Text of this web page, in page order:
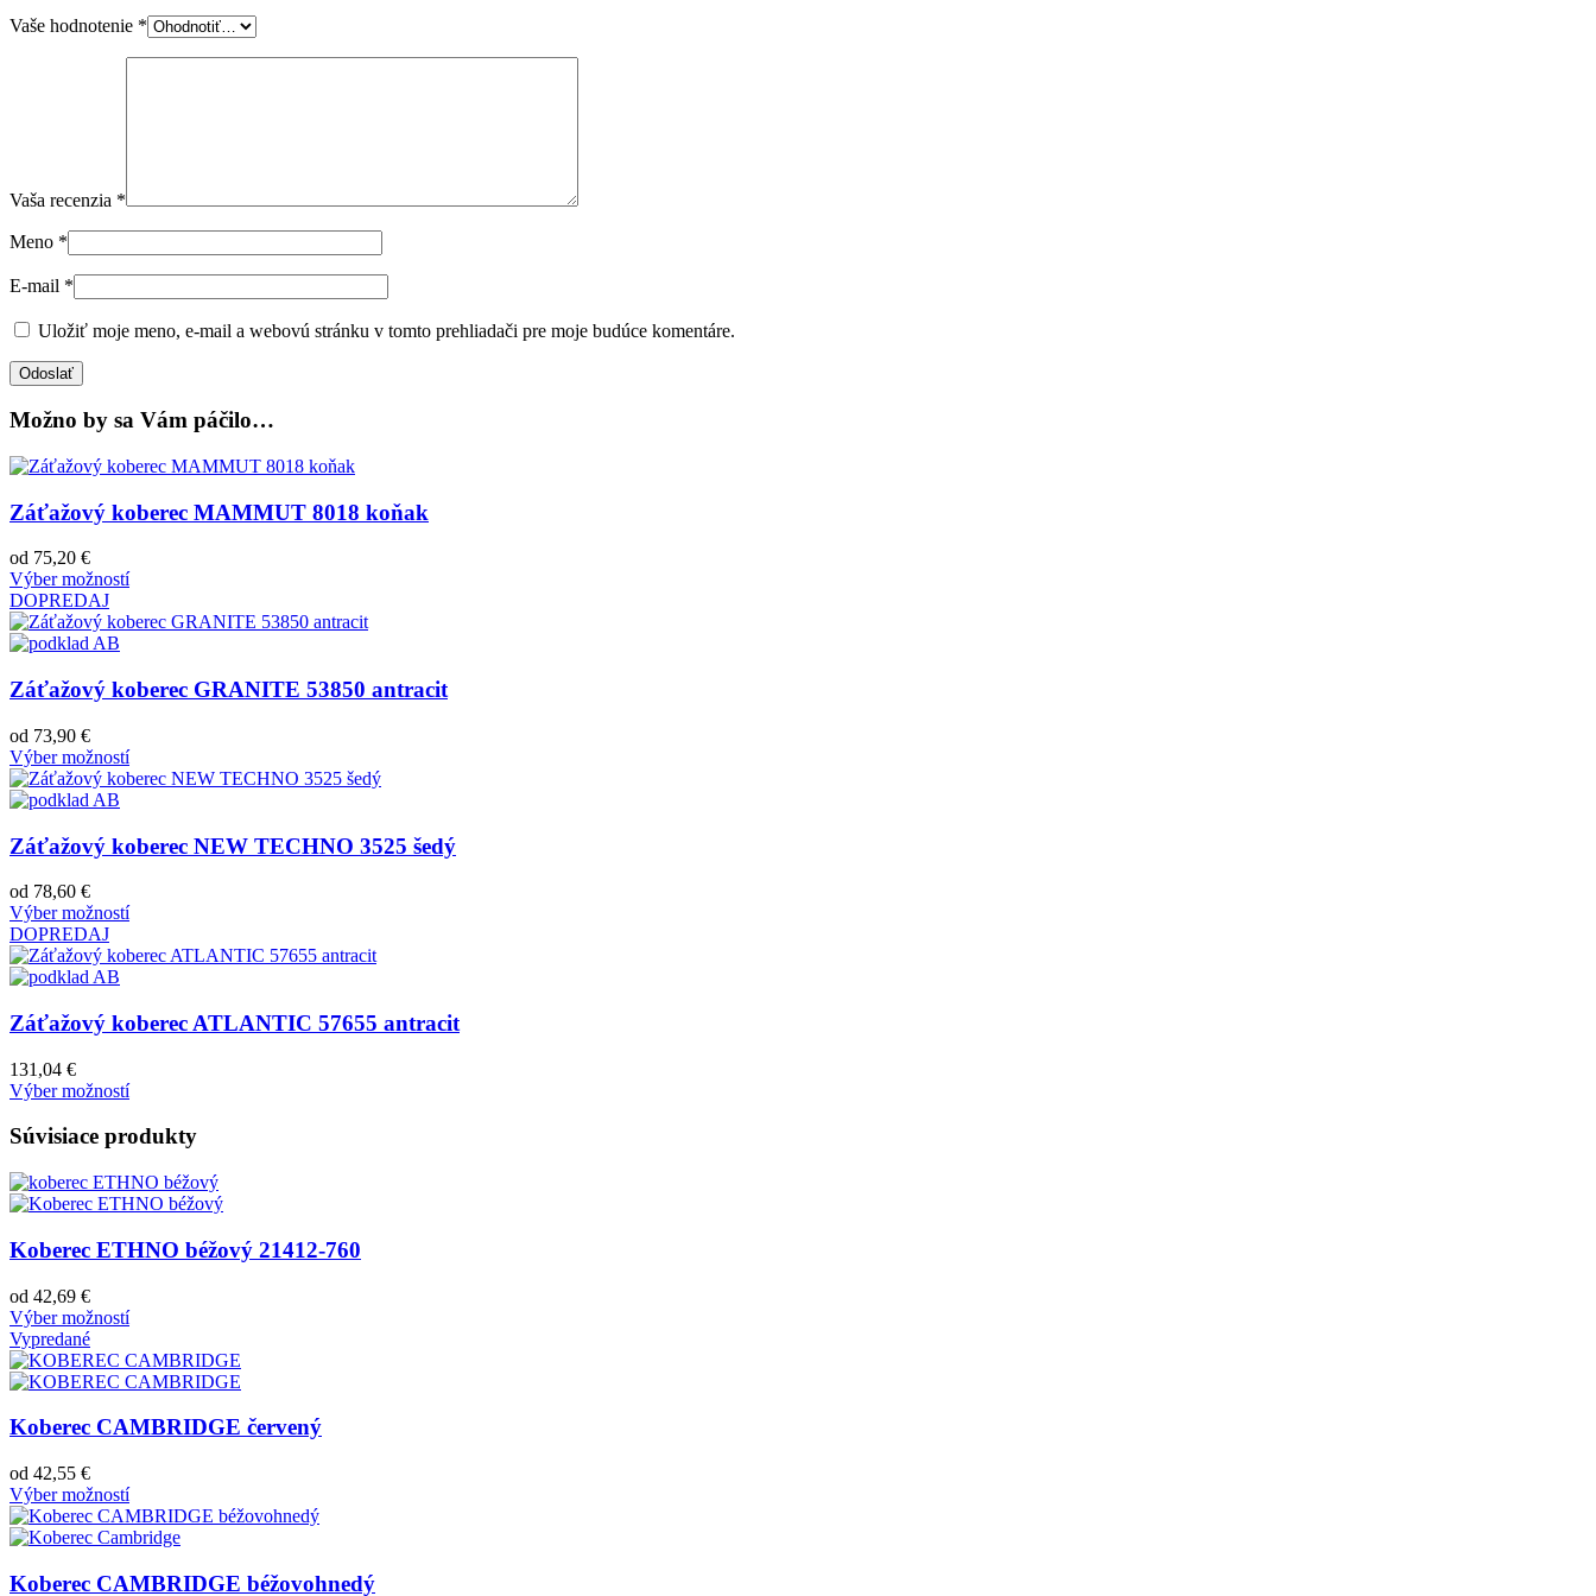
Vaše hodnotenie *
Vaša recenzia *
Meno *
E-mail *
Uložiť moje meno, e-mail a webovú stránku v tomto prehliadači pre moje budúce komentáre.
Možno by sa Vám páčilo…
Záťažový koberec MAMMUT 8018 koňak
od 75,20 €
Výber možností
DOPREDAJ
Záťažový koberec GRANITE 53850 antracit
od 73,90 €
Výber možností
Záťažový koberec NEW TECHNO 3525 šedý
od 78,60 €
Výber možností
DOPREDAJ
Záťažový koberec ATLANTIC 57655 antracit
131,04 €
Výber možností
Súvisiace produkty
Koberec ETHNO béžový 21412-760
od 42,69 €
Výber možností
Vypredané
Koberec CAMBRIDGE červený
od 42,55 €
Výber možností
Koberec CAMBRIDGE béžovohnedý